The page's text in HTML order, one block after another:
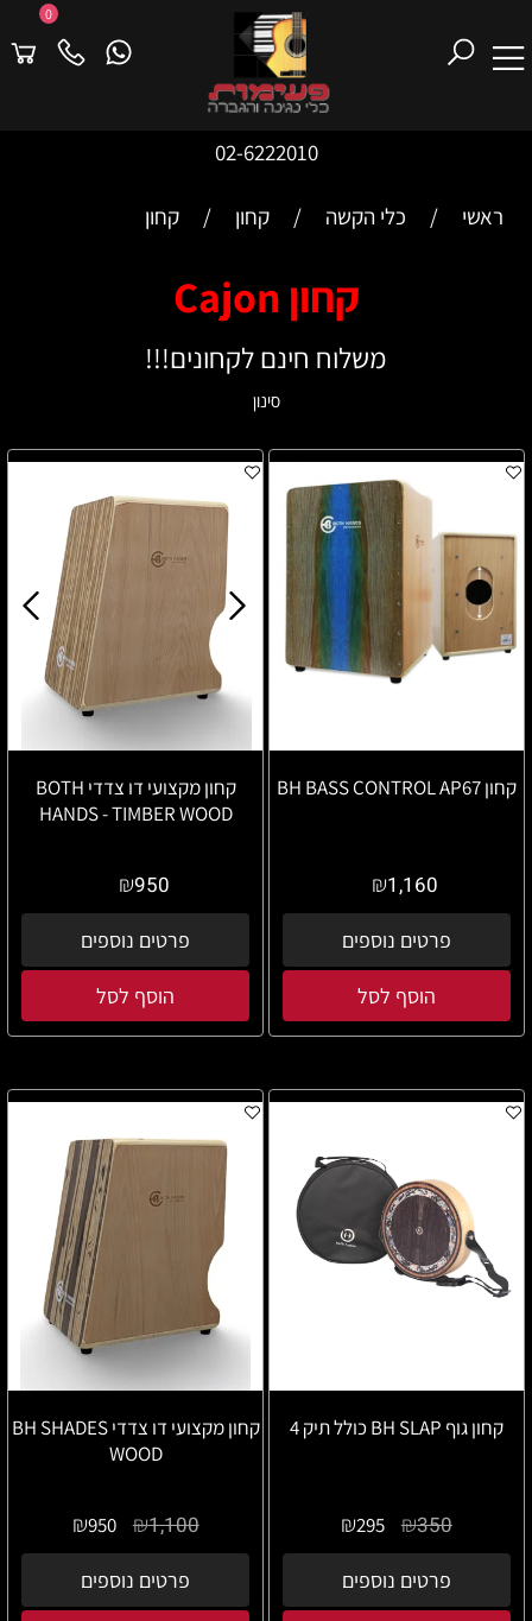
02-6222010
0
ראשי / כלי הקשה / קחון / קחון
קחון Cajon
משלוח חינם לקחונים!!!
סינון
קחון BH BASS CONTROL AP67
₪1,160
פרטים נוספים
הוסף לסל
קחון מקצועי דו צדדי BOTH
HANDS - TIMBER WOOD
₪950
פרטים נוספים
הוסף לסל
קחון גוף BH SLAP כולל תיק 4
₪350
₪295
פרטים נוספים
קחון מקצועי דו צדדי BH SHADES
WOOD
₪1,100
₪950
פרטים נוספים